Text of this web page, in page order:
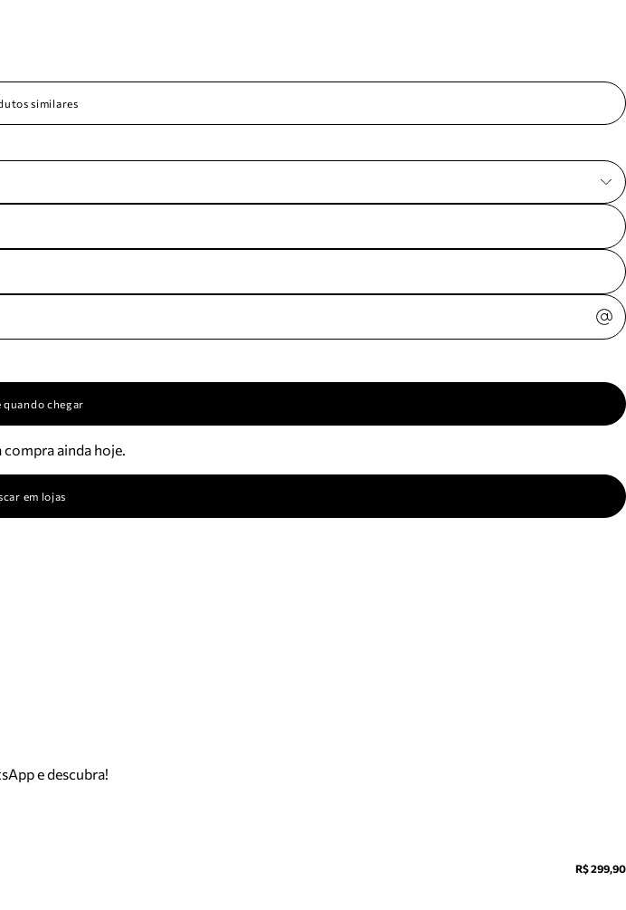
Meus pedidos
seus pedidos e
similares
quando chegar
compra ainda hoje.
em lojas
e descubra!
R$ 299,90